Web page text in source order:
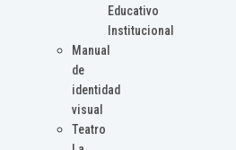
Educativo
Institucional
Manual
de
identidad
visual
Teatro